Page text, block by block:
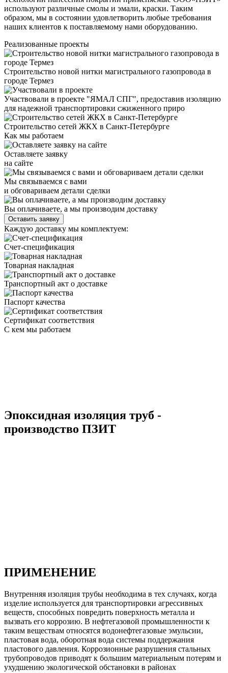
используют различные смолы и эмали, краски. Таким
образом, мы в состоянии удовлетворить любые требования
наших клиентов к поставляемому нами оборудованию.
Реализованные проекты
Строительство новой нитки магистрального газопровода в
городе Термез
Участвовали в проекте "ЯМАЛ СПГ", предоставив изоляцию
для надежной транспортировки сжиженного приро
Строительство сетей ЖКХ в Санкт-Петербурге
Как мы работаем
Оставляете заявку
на сайте
Мы связываемся с вами
и обговариваем детали сделки
Вы оплачиваете, а мы производим доставку
Оставить заявку
Каждую доставку мы комплектуем:
Счет-спецификация
Товарная накладная
Транспортный акт о доставке
Паспорт качества
Сертификат соответствия
С кем мы работаем
Эпоксидная изоляция труб -
производство ПЗИТ
ПРИМЕНЕНИЕ
Внутренняя изоляция трубы необходима в тех случаях, когда
изделие используется для транспортировки агрессивных
веществ, способных повредить поверхность металла и
вызвать его коррозию. В нефтегазовой промышленности к
таким веществам относятся водонефтегазовые эмульсии,
пластовая вода, оборотная вода системы поддержания
пластового давления. Коррозионные разрушения стальных
трубопроводов приводят к большим материальным потерям и
ухудшению экологической обстановки в районах